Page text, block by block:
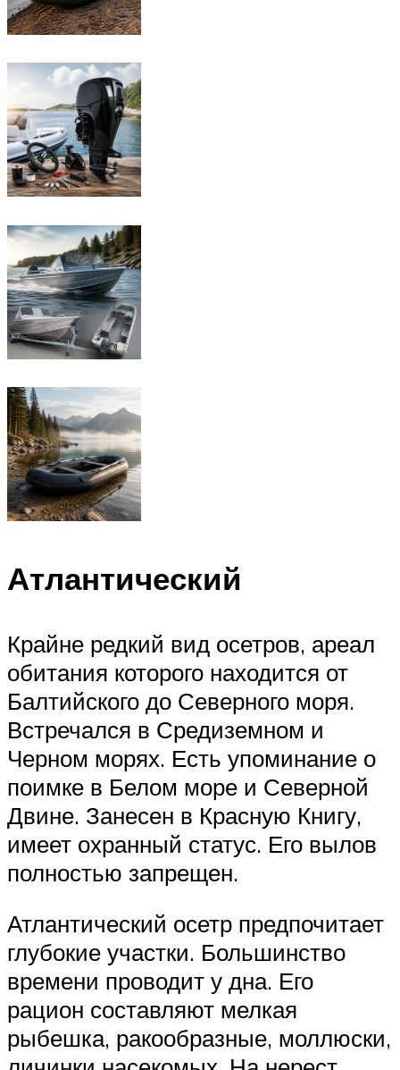
Атлантический
Крайне редкий вид осетров, ареал
обитания которого находится от
Балтийского до Северного моря.
Встречался в Средиземном и
Черном морях. Есть упоминание о
поимке в Белом море и Северной
Двине. Занесен в Красную Книгу,
имеет охранный статус. Его вылов
полностью запрещен.
Атлантический осетр предпочитает
глубокие участки. Большинство
времени проводит у дна. Его
рацион составляют мелкая
рыбешка, ракообразные, моллюски,